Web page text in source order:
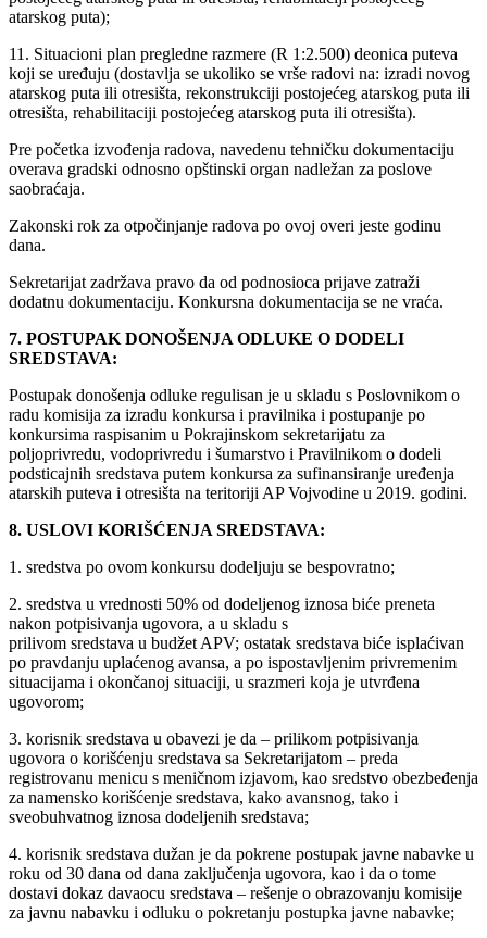
atarskog puta);
11. Situacioni plan pregledne razmere (R 1:2.500) deonica puteva
koji se uređuju (dostavlja se ukoliko se vrše radovi na: izradi novog
atarskog puta ili otresišta, rekonstrukciji postojećeg atarskog puta ili
otresišta, rehabilitaciji postojećeg atarskog puta ili otresišta).
Pre početka izvođenja radova, navedenu tehničku dokumentaciju
overava gradski odnosno opštinski organ nadležan za poslove
saobraćaja.
Zakonski rok za otpočinjanje radova po ovoj overi jeste godinu
dana.
Sekretarijat zadržava pravo da od podnosioca prijave zatraži
dodatnu dokumentaciju. Konkursna dokumentacija se ne vraća.
7. POSTUPAK DONOŠENJA ODLUKE O DODELI
SREDSTAVA:
Postupak donošenja odluke regulisan je u skladu s Poslovnikom o
radu komisija za izradu konkursa i pravilnika i postupanje po
konkursima raspisanim u Pokrajinskom sekretarijatu za
poljoprivredu, vodoprivredu i šumarstvo i Pravilnikom o dodeli
podsticajnih sredstava putem konkursa za sufinansiranje uređenja
atarskih puteva i otresišta na teritoriji AP Vojvodine u 2019. godini.
8. USLOVI KORIŠĆENJA SREDSTAVA:
1. sredstva po ovom konkursu dodeljuju se bespovratno;
2. sredstva u vrednosti 50% od dodeljenog iznosa biće preneta
nakon potpisivanja ugovora, a u skladu s
prilivom sredstava u budžet APV; ostatak sredstava biće isplaćivan
po pravdanju uplaćenog avansa, a po ispostavljenim privremenim
situacijama i okončanoj situaciji, u srazmeri koja je utvrđena
ugovorom;
3. korisnik sredstava u obavezi je da – prilikom potpisivanja
ugovora o korišćenju sredstava sa Sekretarijatom – preda
registrovanu menicu s meničnom izjavom, kao sredstvo obezbeđenja
za namensko korišćenje sredstava, kako avansnog, tako i
sveobuhvatnog iznosa dodeljenih sredstava;
4. korisnik sredstava dužan je da pokrene postupak javne nabavke u
roku od 30 dana od dana zaključenja ugovora, kao i da o tome
dostavi dokaz davaocu sredstava – rešenje o obrazovanju komisije
za javnu nabavku i odluku o pokretanju postupka javne nabavke;